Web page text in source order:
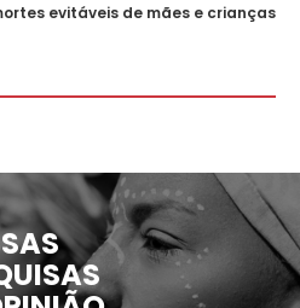
evitáveis de mães e crianças